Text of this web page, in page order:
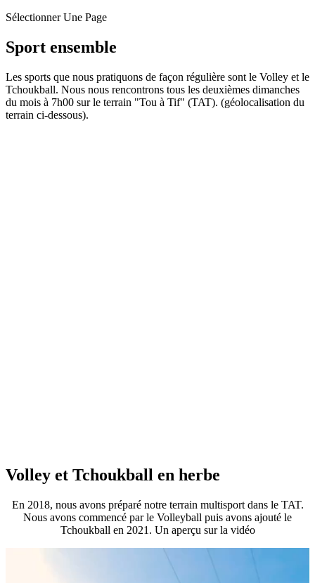
Sélectionner Une Page
Sport ensemble
Les sports que nous pratiquons de façon régulière sont le Volley et le
Tchoukball. Nous nous rencontrons tous les deuxièmes dimanches
du mois à 7h00 sur le terrain "Tou à Tif" (TAT). (géolocalisation du
terrain ci-dessous).
Volley et Tchoukball en herbe
En 2018, nous avons préparé notre terrain multisport dans le TAT.
Nous avons commencé par le Volleyball puis avons ajouté le
Tchoukball en 2021. Un aperçu sur la vidéo